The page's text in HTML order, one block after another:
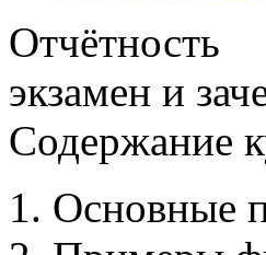
Отчётность
экзамен и
Содержание
Основные